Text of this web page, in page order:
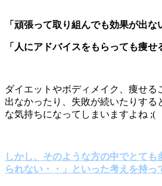
「頑張って取り組んでも効果が出な
「人にアドバイスをもらっても痩せ
ダイエットやボディメイク、痩せる
出なかったり、失敗が続いたりする
な気持ちになってしまいますよね ;(
しかし、そのような方の中でとて
られない・・」といった考えを持っ